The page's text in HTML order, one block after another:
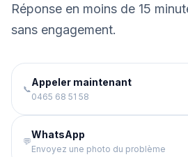
Réponse en moins de 15
sans engagement.
📞
Appeler maintenant
0465 68 51 58
💬
WhatsApp
Envoyez une photo du problème